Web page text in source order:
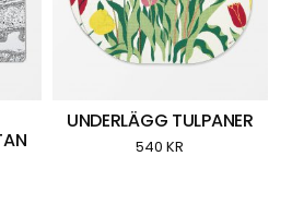
UNDERLÄGG TULPANER
540KR